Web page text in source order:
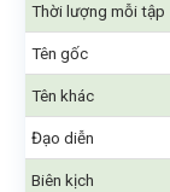
Thời lượng mỗi tập
Tên gốc
Tên khác
Đạo diễn
Biên kịch